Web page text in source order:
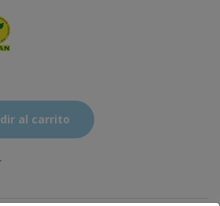
al carrito